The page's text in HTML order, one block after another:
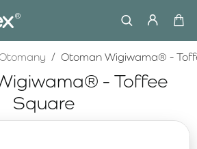
- Toffee
Square
Otoman Wigiwama® -